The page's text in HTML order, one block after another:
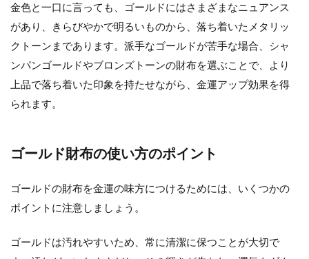
金色と一口に言っても、ゴールドにはさまざまなニュアンス
があり、きらびやかで明るいものから、落ち着いたメタリッ
クトーンまであります。派手なゴールドが苦手な場合、シャ
ンパンゴールドやブロンズトーンの財布を選ぶことで、より
上品で落ち着いた印象を持たせながら、金運アップ効果を得
られます。
ゴールド財布の使い方のポイント
ゴールドの財布を金運の味方につけるためには、いくつかの
ポイントに注意しましょう。
ゴールドは汚れやすいため、常に清潔に保つことが大切で